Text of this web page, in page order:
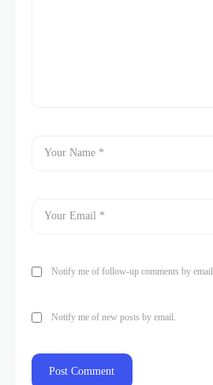
Notify me of follow-up comments by email.
Notify me of new posts by email.